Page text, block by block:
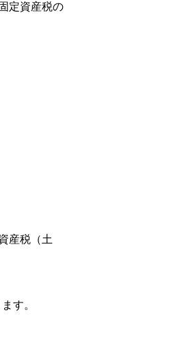
定資産税の
産税（土
す。